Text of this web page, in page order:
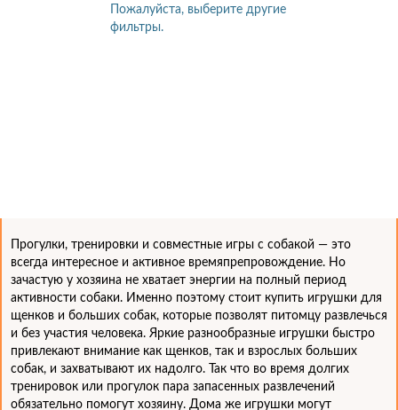
Пожалуйста, выберите другие
фильтры.
Прогулки, тренировки и совместные игры с собакой — это
всегда интересное и активное времяпрепровождение. Но
зачастую у хозяина не хватает энергии на полный период
активности собаки. Именно поэтому стоит купить игрушки для
щенков и больших собак, которые позволят питомцу развлечься
и без участия человека. Яркие разнообразные игрушки быстро
привлекают внимание как щенков, так и взрослых больших
собак, и захватывают их надолго. Так что во время долгих
тренировок или прогулок пара запасенных развлечений
обязательно помогут хозяину. Дома же игрушки могут